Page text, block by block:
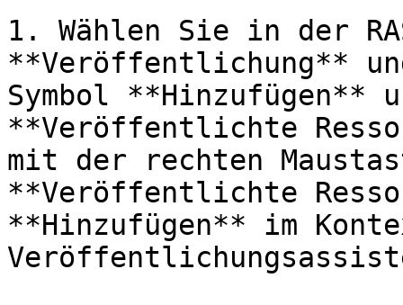
1. Wählen Sie in der
**Veröffentlichung**
Symbol **Hinzufügen**
**Veröffentlichte
mit der rechten
**Veröffentlichte
**Hinzufügen** im